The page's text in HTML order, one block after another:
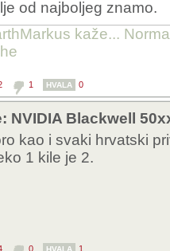
mjesec onda
omanit.
hahhaajaads kaže...
od najboljeg znamo.
kaže...
1 HVALA 0
NVIDIA Blackwell
kao i svaki hrvatski
1 kile je 2.
0 HVALA 1